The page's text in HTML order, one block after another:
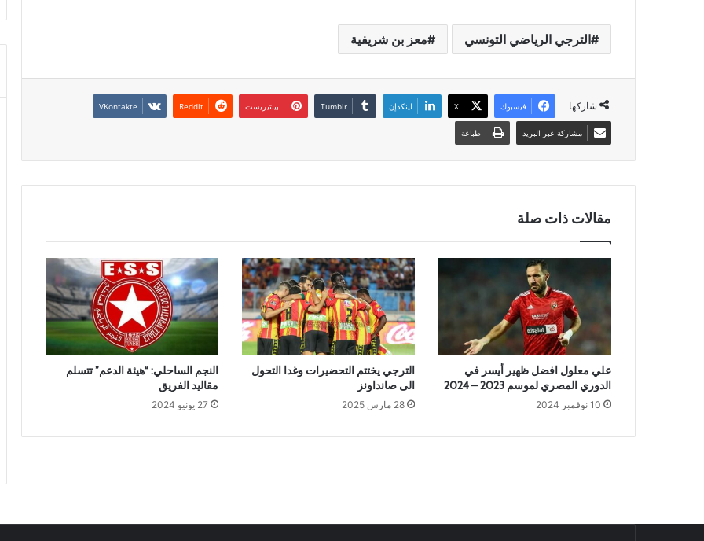
الترجي الرياضي التونسي معز بن شريفية
شاركها فيسبوك ‫X لينكدإن بينتيريست
مشاركة عبر البريد طباعة
مقالات ذات صلة
علي معلول افضل ظهير أيسر في
الدوري المصري لموسم 2023 – 2024
10 نوفمبر 2024
الترجي يختتم التحضيرات وغدا التحول
الى صانداونز
28 مارس 2025
النجم الساحلي: “هيئة الدعم” تتسلم
مقاليد الفريق
27 يونيو 2024